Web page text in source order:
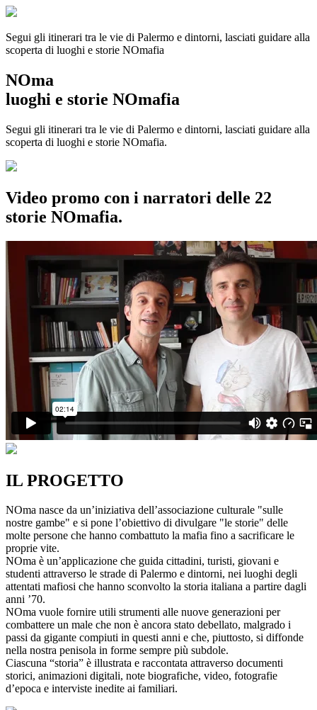
Segui gli itinerari tra le vie di Palermo e dintorni, lasciati guidare alla
scoperta di luoghi e storie NOmafia
NOma
luoghi e storie NOmafia
Segui gli itinerari tra le vie di Palermo e dintorni, lasciati guidare alla
scoperta di luoghi e storie NOmafia.
Video promo con i narratori delle 22
storie NOmafia.
IL PROGETTO
NOma nasce da un’iniziativa dell’associazione culturale "sulle
nostre gambe" e si pone l’obiettivo di divulgare "le storie" delle
molte persone che hanno combattuto la mafia fino a sacrificare le
proprie vite.
NOma è un’applicazione che guida cittadini, turisti, giovani e
studenti attraverso le strade di Palermo e dintorni, nei luoghi degli
attentati mafiosi che hanno sconvolto la storia italiana a partire dagli
anni ’70.
NOma vuole fornire utili strumenti alle nuove generazioni per
combattere un male che non è ancora stato debellato, malgrado i
passi da gigante compiuti in questi anni e che, piuttosto, si diffonde
nella nostra penisola in forme sempre più subdole.
Ciascuna “storia” è illustrata e raccontata attraverso documenti
storici, animazioni digitali, note biografiche, video, fotografie
d’epoca e interviste inedite ai familiari.